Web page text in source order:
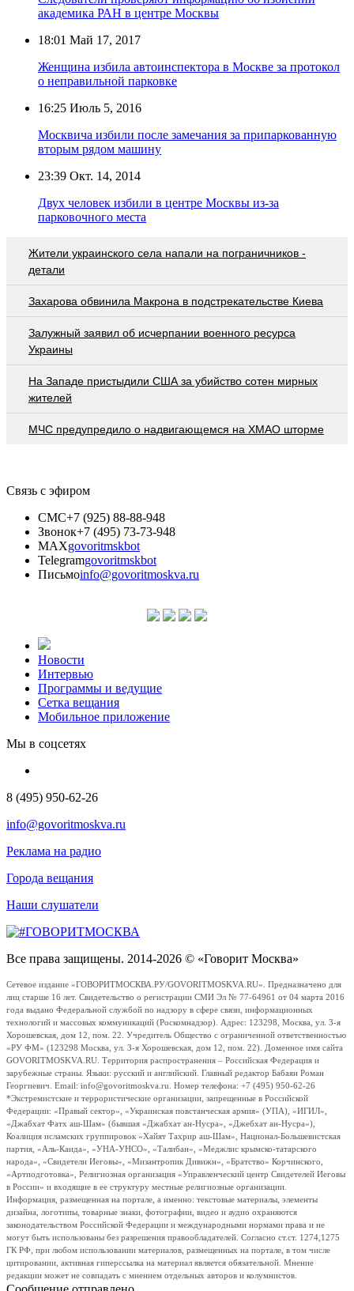
академика РАН в центре Москвы
18:01 Май 17, 2017
Женщина избила автоинспектора в Москве за протокол
о неправильной парковке
16:25 Июль 5, 2016
Москвича избили после замечания за припаркованную
вторым рядом машину
23:39 Окт. 14, 2014
Двух человек избили в центре Москвы из-за
парковочного места
Жители украинского села напали на пограничников -
детали
Захарова обвинила Макрона в подстрекательстве Киева
Залужный заявил об исчерпании военного ресурса
Украины
На Западе пристыдили США за убийство сотен мирных
жителей
МЧС предупредило о надвигающемся на ХМАО шторме
Связь с эфиром
СМС+7 (925) 88-88-948
Звонок+7 (495) 73-73-948
MAXgovoritmskbot
Telegramgovoritmskbot
Письмоinfo@govoritmoskva.ru
Новости
Интервью
Программы и ведущие
Сетка вещания
Мобильное приложение
Мы в соцсетях
8 (495) 950-62-26
info@govoritmoskva.ru
Реклама на радио
Города вещания
Наши слушатели
Все права защищены. 2014-2026 © «Говорит Москва»
Сетевое издание «ГОВОРИТМОСКВА.РУ/GOVORITMOSKVA.RU». Предназначено для
лиц старше 16 лет. Свидетельство о регистрации СМИ Эл № 77-64961 от 04 марта 2016
года выдано Федеральной службой по надзору в сфере связи, информационных
технологий и массовых коммуникаций (Роскомнадзор). Адрес: 123298, Москва, ул. 3-я
Хорошевская, дом 12, пом. 22. Учредитель Общество с ограниченной ответственностью
«РУ ФМ» (123298 Москва, ул. 3-я Хорошевская, дом 12, пом. 22). Доменное имя сайта
GOVORITMOSKVA.RU. Территория распространения – Российская Федерация и
зарубежные страны. Языки: русский и английский. Главный редактор Бабаян Роман
Георгиевич. Email: info@govoritmoskva.ru. Номер телефона: +7 (495) 950-62-26
*Экстремистские и террористические организации, запрещенные в Российской
Федерации: «Правый сектор», «Украинская повстанческая армия» (УПА), «ИГИЛ»,
«Джабхат Фатх аш-Шам» (бывшая «Джабхат ан-Нусра», «Джебхат ан-Нусра»),
Коалиция исламских группировок «Хайят Тахрир аш-Шам», Национал-Большевистская
партия, «Аль-Каида», «УНА-УНСО», «Талибан», «Меджлис крымско-татарского
народа», «Свидетели Иеговы», «Мизантропик Дивижн», «Братство» Корчинского,
«Артподготовка», Религиозная организация «Управленческий центр Свидетелей Иеговы
в России» и входящие в ее структуру местные религиозные организации.
Информация, размещенная на портале, а именно: текстовые материалы, элементы
дизайна, логотипы, товарные знаки, фотографии, видео и аудио охраняются
законодательством Российской Федерации и международными нормами права и не
могут быть использованы без разрешения правообладателей. Согласно ст.ст. 1274,1275
ГК РФ, при любом использовании материалов, размещенных на портале, в том числе
цитировании, активная гиперссылка на материал является обязательной. Мнение
редакции может не совпадать с мнением отдельных авторов и колумнистов.